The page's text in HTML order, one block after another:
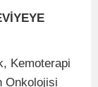
Kemoterapi
Onkolojisi